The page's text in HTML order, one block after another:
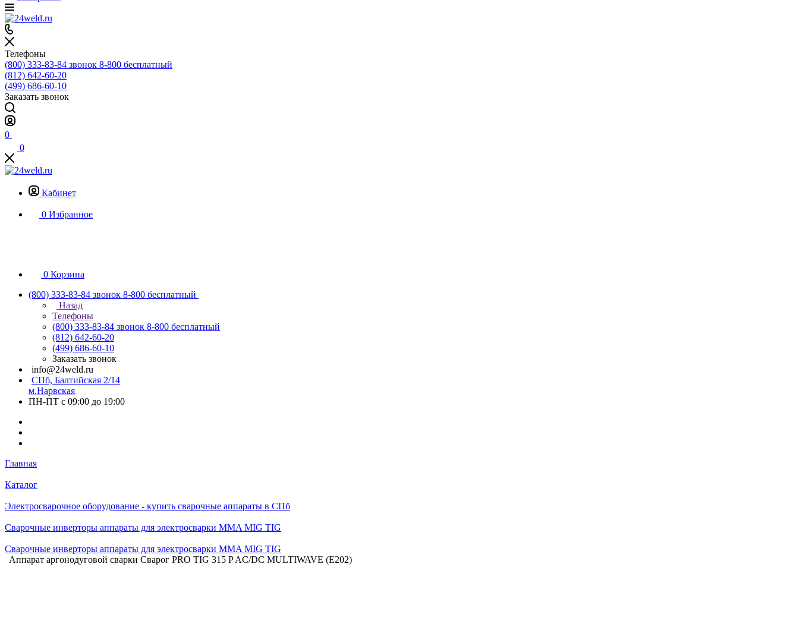
Телефоны
(800) 333-83-84 звонок 8-800 бесплатный
(812) 642-60-20
(499) 686-60-10
Заказать звонок
0
0
Кабинет
0 Избранное
0 Корзина
(800) 333-83-84 звонок 8-800 бесплатный
Назад
Телефоны
(800) 333-83-84 звонок 8-800 бесплатный
(812) 642-60-20
(499) 686-60-10
Заказать звонок
info@24weld.ru
СПб, Балтийская 2/14
м.Нарвская
ПН-ПТ с 09:00 до 19:00
Главная
Каталог
Электросварочное оборудование - купить сварочные аппараты в СПб
Сварочные инверторы аппараты для электросварки MMA MIG TIG
Сварочные инверторы аппараты для электросварки MMA MIG TIG
Аппарат аргонодуговой сварки Сварог PRO TIG 315 P AC/DC MULTIWAVE (E202)